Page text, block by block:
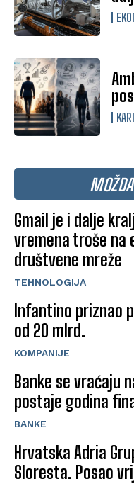
Gmail je i dalje
vremena troše na
društvene mreže
TEHNOLOGIJA
Infantino priznao
od 20 mlrd.
KOMPANIJE
Banke se vraćaju
postaje godina
BANKE
Hrvatska Adria
Sloresta. Posao